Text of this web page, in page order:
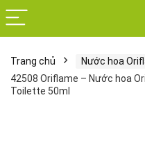
Trang chủ Nước hoa
42508 Oriflame – Nước hoa
Toilette 50ml